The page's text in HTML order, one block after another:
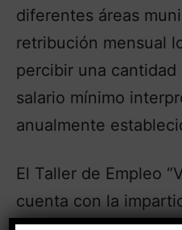
diferentes áreas
retribución mensual
percibir una cantidad
salario mínimo
anualmente
El Taller de Empleo
cuenta con la